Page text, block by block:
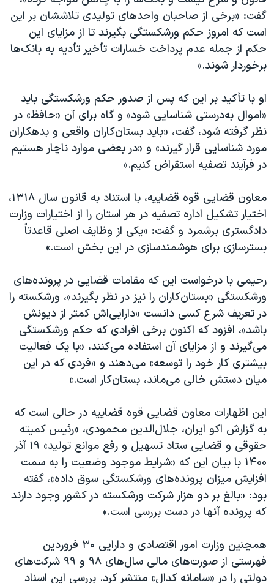
گفت: «برخی از صاحبان واحدهای تولیدی تلاششان بر این
است که امروز حکم ورشکستگی بگیرند تا از مزایای این
حکم از جمله عدم پرداخت خسارات تأخیر تأدیه به بانک‌ها
برخوردار شوند.»
او با تأکید بر این که پس از صدور حکم ورشکستگی باید
«اموال به‌درستی شناسایی شود» و گاه برای آن «حافظ» در
نظر گرفته شود، گفت، «باید بستان‌کاران واقعی و بدهکاران
مورد شناسایی قرار گیرند» و «در بعضی موارد ناچار هستیم
در فرآیند تصفیه استقراض کنیم.»
معاون قضایی قوه قضاییه، با استناد به قانون سال ۱۳۱۸،
اختیار تشکیل اداره تصفیه در هر استان را از اختیارات وزارت
دادگستری برشمرد و گفت: «یکی از وظایف اصلی قاعدتاً
بسترسازی برای هوشمندسازی در این بخش است.»
رحیمی با درخواست این که مقامات قضایی در پرونده‌های
ورشکستگی «بستان‌کاران را نیز در نظر بگیرند»، ورشکسته را
در تعریف شرع کسی دانست «دارایی‌اش کمتر از دیونش
باشد»، افزود که اکنون برخی افرادی که حکم ورشکستگی
می‌گیرند و از مزایای آن استفاده می‌کنند، «با یک فعالیت
بیشتری کار خود را توسعه» می‌دهند و «فردی که در این
میان دستش خالی می‌ماند، بستان‌کار است.»
این اظهارات معاون قضایی قوه قضاییه در حالی است که
به گزارش اکو ایران، جلال‌الدین محمودی، «رئیس کمیته
حقوقی و قضایی ستاد تسهیل و رفع موانع تولید» ۱۹ آذر
۱۴۰۰ با بیان این که «شرایط موجود وضعیت را به سمت
افزایش میزان پرونده‌های ورشکستگی سوق داده»، گفته
بود: «بالغ بر دو هزار شرکت ورشکسته در کشور وجود دارند
که پرونده آنها در دست بررسی است.»
همچنین وزارت امور اقتصادی و دارایی ۳۰ فروردین
فهرستی از صورت‌های مالی سال‌های ۹۸ و ۹۹ شرکت‌های
دولتی را در «سامانه کدال» منتشر کرد. بررسی این اسناد